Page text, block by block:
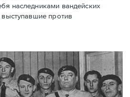
наследниками вандейских
выступавшие против